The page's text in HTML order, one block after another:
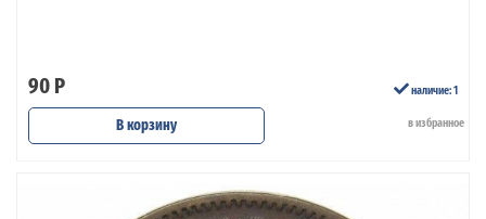
90 Р наличие: 1
В корзину в избранное